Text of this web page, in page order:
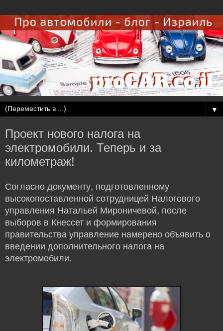
▼
Проект нового налога на
электромобили. Теперь и за
километраж!
Согласно документу, подготовленному
высокопоставленной сотрудницей Налогового
управления Натальей Мироничевой, после
выборов в Кнессет и формирования
правительства управление намерено объявить о
введении дополнительного налога на
электромобили.